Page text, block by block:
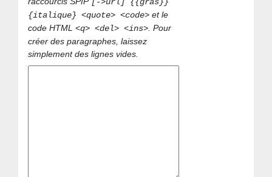
[->url] {{gras}}
{italique} <quote> <code> et le
code HTML<q> <del> <ins>. Pour
créer des paragraphes, laissez
simplement des lignes vides.